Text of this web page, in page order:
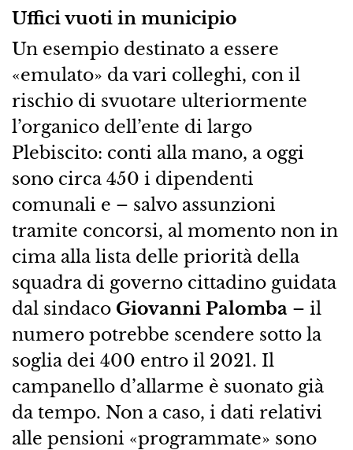
Uffici vuoti in municipio
Un esempio destinato a essere
«emulato» da vari colleghi, con il
rischio di svuotare ulteriormente
l’organico dell’ente di largo
Plebiscito: conti alla mano, a oggi
sono circa 450 i dipendenti
comunali e – salvo assunzioni
tramite concorsi, al momento non in
cima alla lista delle priorità della
squadra di governo cittadino guidata
dal sindaco Giovanni Palomba– il
numero potrebbe scendere sotto la
soglia dei 400 entro il 2021. Il
campanello d’allarme è suonato già
da tempo. Non a caso, i dati relativi
alle pensioni «programmate» sono